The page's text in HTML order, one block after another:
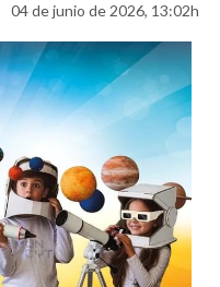
04 de junio de 2026, 13:02h